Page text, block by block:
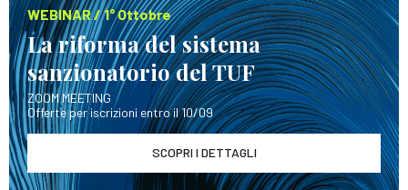
WEBINAR / 1° Ottobre
La riforma del sistema
sanzionatorio del TUF
ZOOM MEETING
Offerte per iscrizioni entro il 10/09
SCOPRI I DETTAGLI